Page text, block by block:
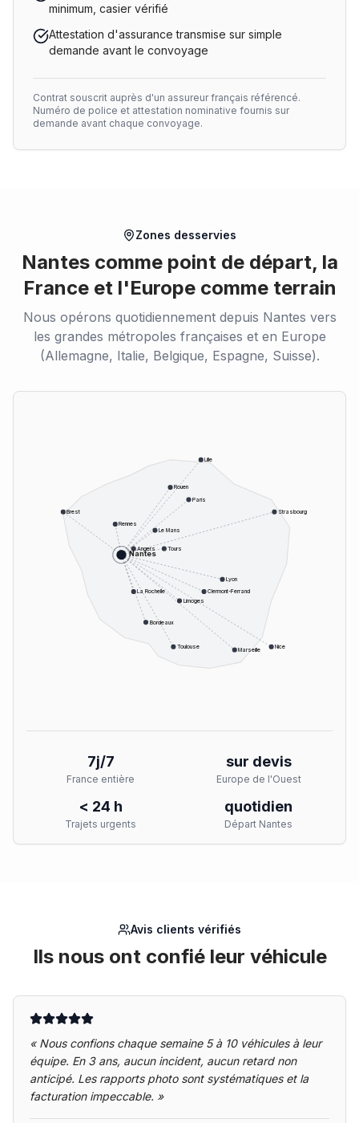
minimum, casier vérifié
Attestation d'assurance transmise sur simple
demande avant le convoyage
Contrat souscrit auprès d'un assureur français référencé.
Numéro de police et attestation nominative fournis sur
demande avant chaque convoyage.
Zones desservies
Nantes comme point de départ, la
France et l'Europe comme terrain
Nous opérons quotidiennement depuis Nantes vers
les grandes métropoles françaises et en Europe
(Allemagne, Italie, Belgique, Espagne, Suisse).
Nantes
Paris
Lyon
Marseille
Toulouse
Bordeaux
Nice
Strasbourg
Lille
Rennes
Angers
Le Mans
Tours
Limoges
Clermont-Ferrand
Rouen
Brest
La Rochelle
7j/7
France entière
sur devis
Europe de l'Ouest
< 24 h
Trajets urgents
quotidien
Départ Nantes
Avis clients vérifiés
Ils nous ont confié leur véhicule
« Nous confions chaque semaine 5 à 10 véhicules à leur
équipe. En 3 ans, aucun incident, aucun retard non
anticipé. Les rapports photo sont systématiques et la
facturation impeccable. »